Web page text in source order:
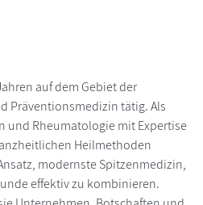
auf dem Gebiet der
Präventionsmedizin tätig. Als
und Rheumatologie mit Expertise
Heilmethoden
modernste Spitzenmedizin,
effektiv zu kombinieren.